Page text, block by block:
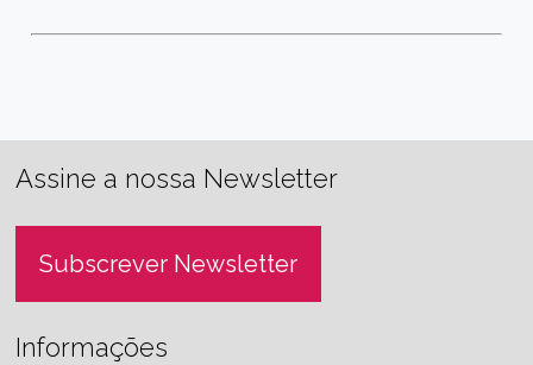
Assine a nossa Newsletter
Subscrever Newsletter
Informações